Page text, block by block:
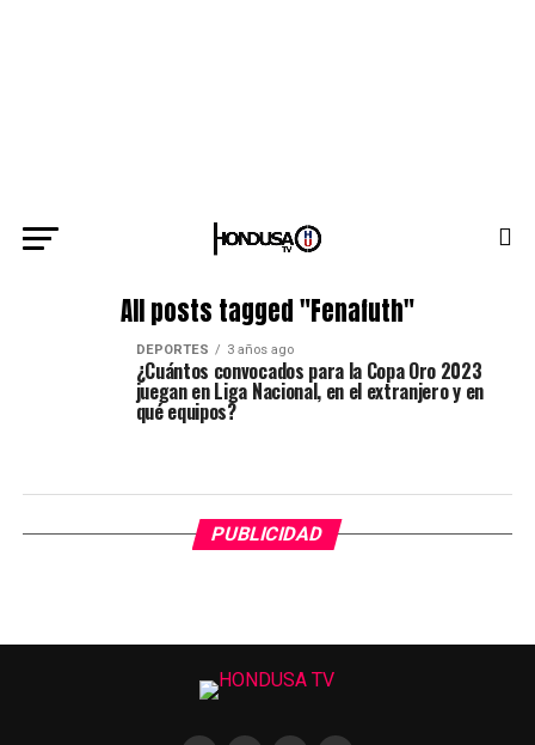
All posts tagged "Fenafuth"
DEPORTES 3 años ago
¿Cuántos convocados para la Copa Oro 2023
juegan en Liga Nacional, en el extranjero y en
qué equipos?
PUBLICIDAD